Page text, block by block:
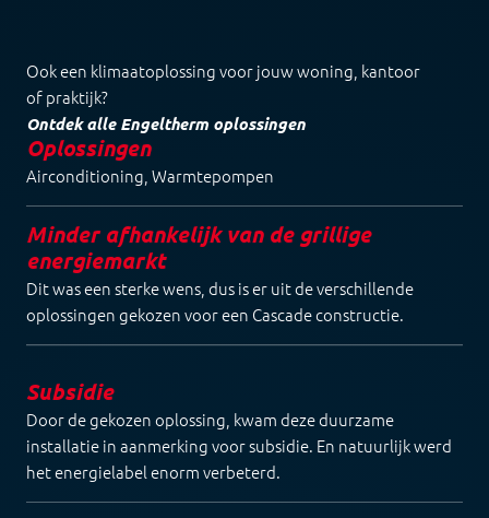
Ook een klimaatoplossing voor jouw woning, kantoor
of praktijk?
Ontdek alle Engeltherm oplossingen
Oplossingen
Airconditioning Warmtepompen
Minder afhankelijk van de grillige
energiemarkt
Dit was een sterke wens, dus is er uit de verschillende
oplossingen gekozen voor een Cascade constructie.
Subsidie
Door de gekozen oplossing, kwam deze duurzame
installatie in aanmerking voor subsidie. En natuurlijk werd
het energielabel enorm verbeterd.